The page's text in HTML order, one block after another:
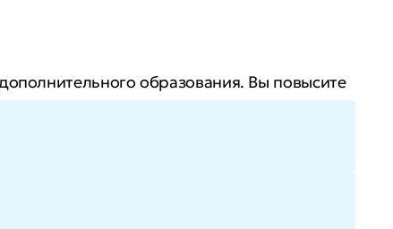
образования. Вы повысите
востребованности компетентных